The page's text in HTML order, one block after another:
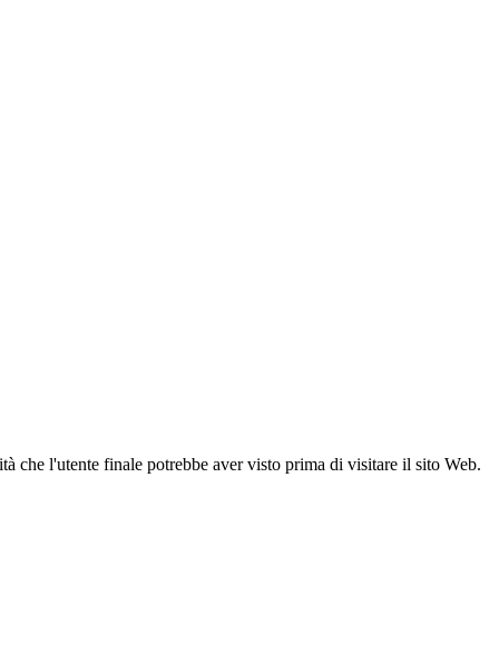
che l'utente finale potrebbe aver visto prima di visitare il sito Web.